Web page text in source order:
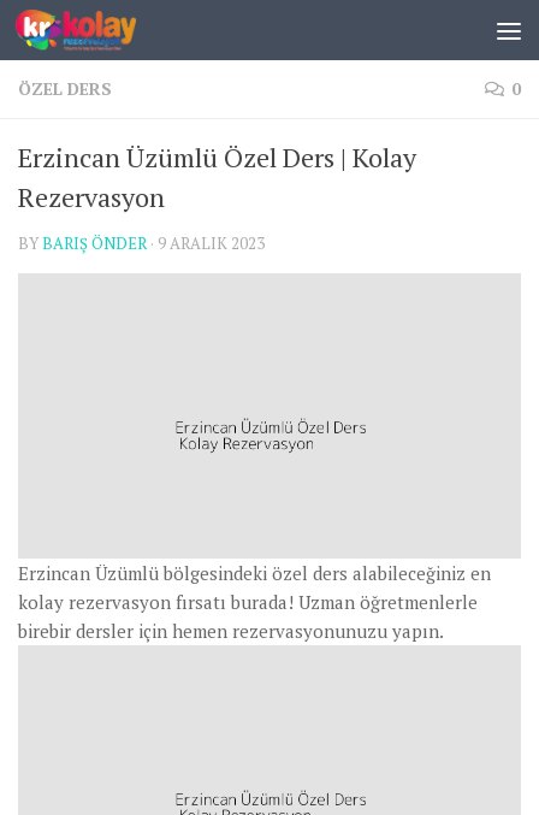
Skip to content
ÖZEL DERS 0
Erzincan Üzümlü Özel Ders | Kolay
Rezervasyon
BYBARIŞ ÖNDER · 9 ARALIK 2023
Erzincan Üzümlü bölgesindeki özel ders alabileceğiniz en
kolay rezervasyon fırsatı burada! Uzman öğretmenlerle
birebir dersler için hemen rezervasyonunuzu yapın.